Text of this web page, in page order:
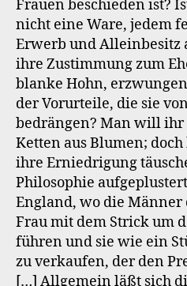
Frauen beschieden ist?
nicht eine Ware, jedem
Erwerb und Alleinbesitz
ihre Zustimmung zum
blanke Hohn,
der Vorurteile, die sie
bedrängen? Man will ihr
Ketten aus Blumen;
ihre Erniedrigung
Philosophie
England, wo die Männer
Frau mit dem Strick um
führen und sie wie ein
zu verkaufen, der den
[…] Allgemein läßt sich